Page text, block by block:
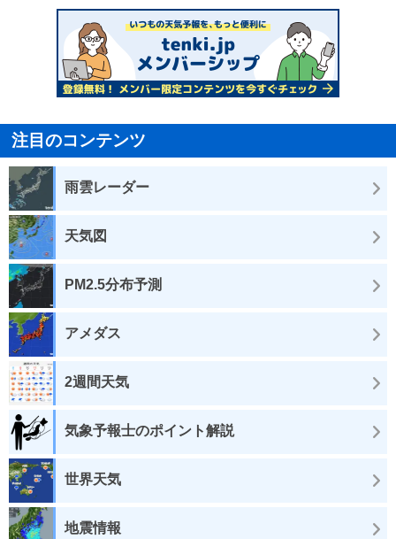
注目のコンテンツ
雨雲レーダー
天気図
PM2.5分布予測
アメダス
2週間天気
気象予報士のポイント解説
世界天気
地震情報